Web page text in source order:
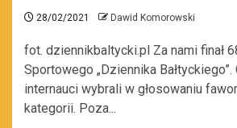
28/02/2021 Dawid Komorowski
fot. dziennikbaltycki.pl Za nami finał
Sportowego „Dziennika
internauci wybrali w głosowaniu
kategorii. Poza...